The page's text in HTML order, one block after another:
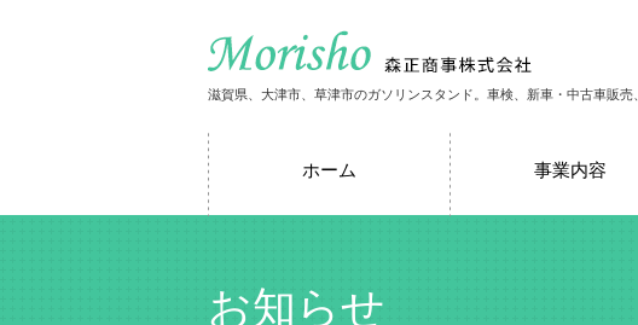
滋賀県、大津市、草津市のガソリンスタンド。車検、新車・中古車販
ホーム 事業内容
お知らせ